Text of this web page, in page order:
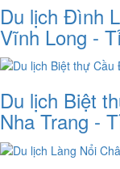
Du lịch Đình
Vĩnh Long -
Du lịch Biệt
Nha Trang -